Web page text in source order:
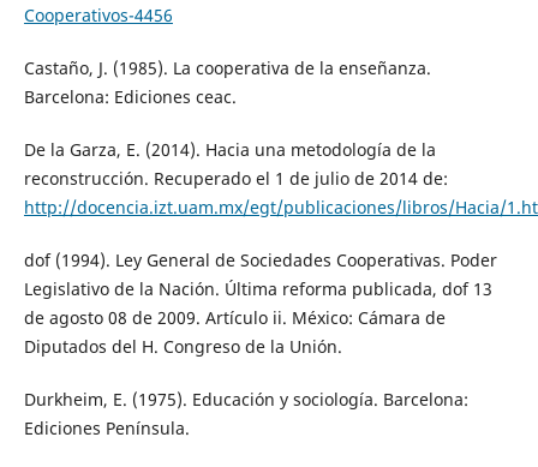
Cooperativos-4456
Castaño, J. (1985). La cooperativa de la enseñanza.
Barcelona: Ediciones ceac.
De la Garza, E. (2014). Hacia una metodología de la
reconstrucción. Recuperado el 1 de julio de 2014 de:
http://docencia.izt.uam.mx/egt/publicaciones/libros/Hacia/
dof (1994). Ley General de Sociedades Cooperativas. Poder
Legislativo de la Nación. Última reforma publicada, dof 13
de agosto 08 de 2009. Artículo ii. México: Cámara de
Diputados del H. Congreso de la Unión.
Durkheim, E. (1975). Educación y sociología. Barcelona:
Ediciones Península.